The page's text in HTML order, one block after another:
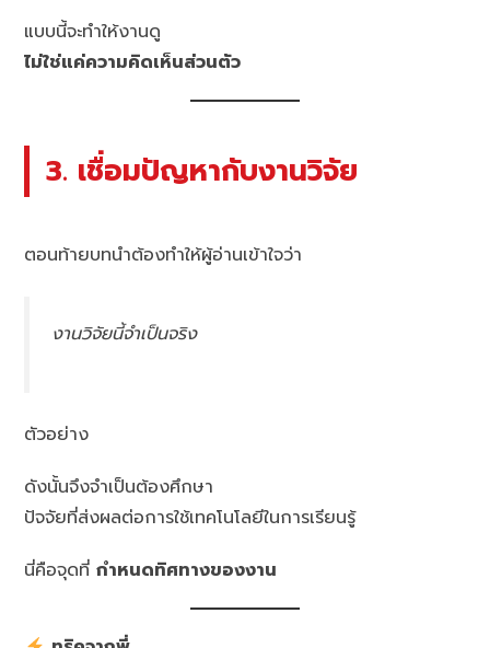
แบบนี้จะทำให้งานดู
ไม่ใช่แค่ความคิดเห็นส่วนตัว
3. เชื่อมปัญหากับงานวิจัย
ตอนท้ายบทนำต้องทำให้ผู้อ่านเข้าใจว่า
งานวิจัยนี้จำเป็นจริง
ตัวอย่าง
ดังนั้นจึงจำเป็นต้องศึกษา
ปัจจัยที่ส่งผลต่อการใช้เทคโนโลยีในการเรียนรู้
นี่คือจุดที่กำหนดทิศทางของงาน